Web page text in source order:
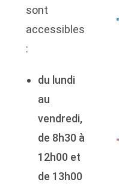
sont
accessibles
:
du lundi
au
vendredi,
de 8h30 à
12h00 et
de 13h00